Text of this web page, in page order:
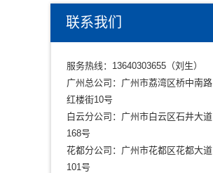
联系我们
服务热线：13640303655（刘生）
广州总公司：广州市荔湾区桥中南路
红楼街10号
白云分公司：广州市白云区石井大道
168号
花都分公司：广州市花都区花都大道
101号